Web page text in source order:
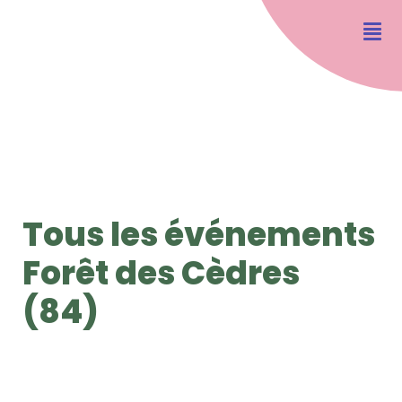
Tous les événements
Forêt des Cèdres
(84)